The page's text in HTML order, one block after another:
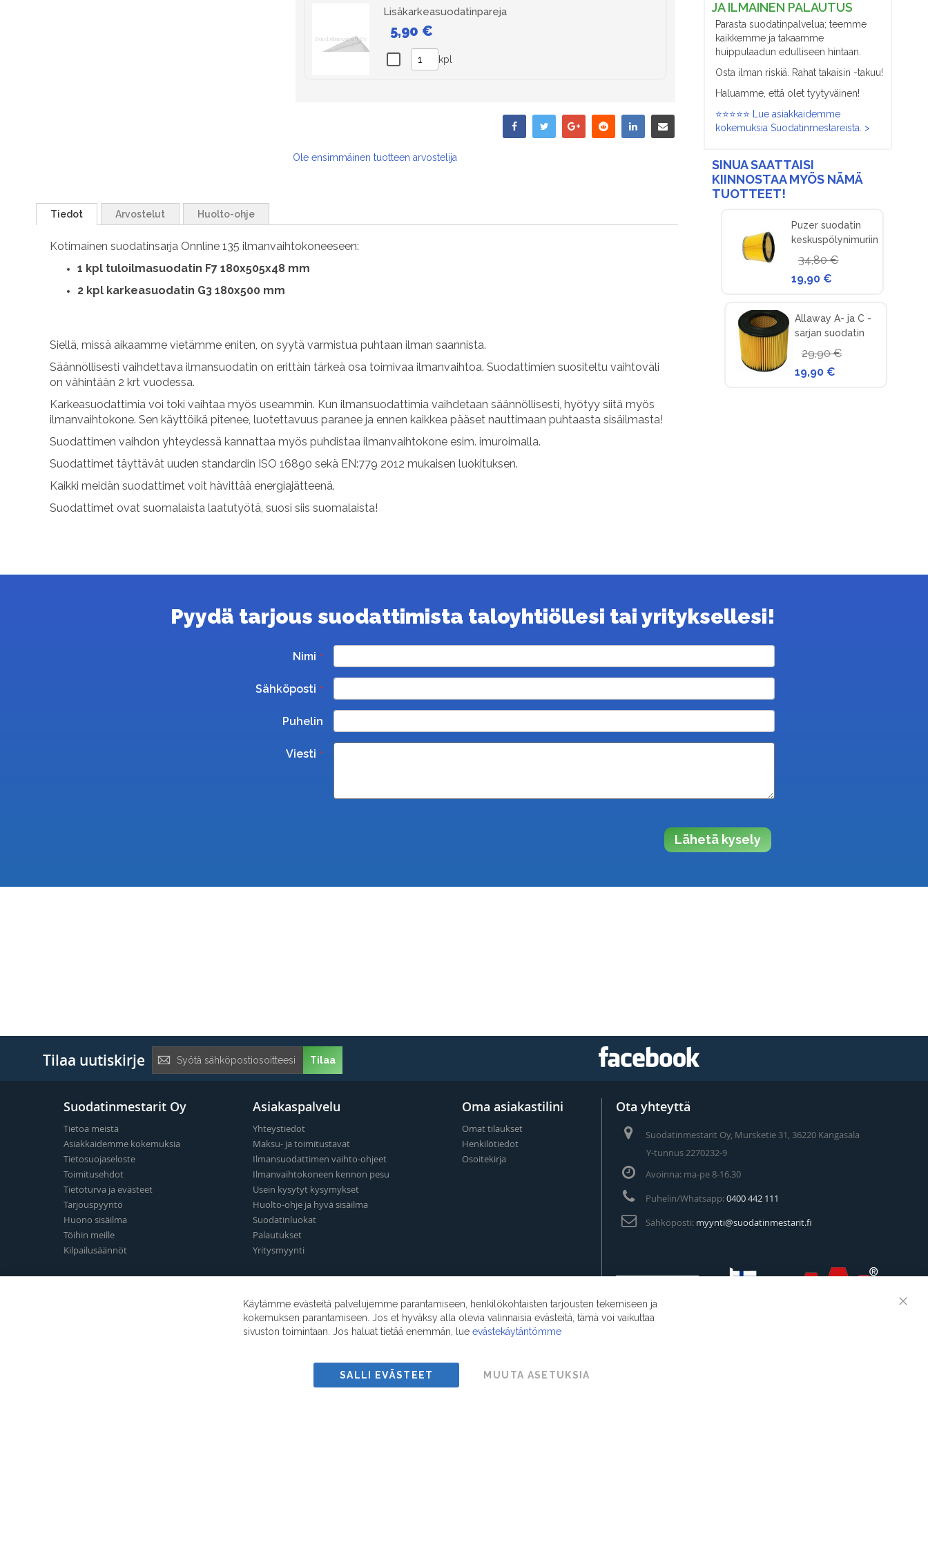
Lisäkarkeasuodatinpareja
5,90 €
kpl
Ole ensimmäinen tuotteen arvostelija
Tiedot
Kotimainen suodatinsarja Onnline 135 ilmanvaihtokoneeseen:
1 kpl tuloilmasuodatin F7 180x505x48 mm
2 kpl karkeasuodatin G3 180x500 mm
Siellä, missä aikaamme vietämme eniten, on syytä varmistua puhtaan ilman saannista.
Säännöllisesti vaihdettava ilmansuodatin on erittäin tärkeä osa toimivaa ilmanvaihtoa. Suodattimien suositeltu vaihtoväli
on vähintään 2 krt vuodessa.
Karkeasuodattimia voi toki vaihtaa myös useammin. Kun ilmansuodattimia vaihdetaan säännöllisesti, hyötyy siitä myös
ilmanvaihtokone. Sen käyttöikä pitenee, luotettavuus paranee ja ennen kaikkea pääset nauttimaan puhtaasta sisäilmasta!
Suodattimen vaihdon yhteydessä kannattaa myös puhdistaa ilmanvaihtokone esim. imuroimalla.
Suodattimet täyttävät uuden standardin ISO 16890 sekä EN:779 2012 mukaisen luokituksen.
Kaikki meidän suodattimet voit hävittää energiajätteenä.
Suodattimet ovat suomalaista laatutyötä, suosi siis suomalaista!
Arvostelut Huolto-ohje
JA ILMAINEN PALAUTUS
Parasta suodatinpalvelua; teemme
kaikkemme ja takaamme
huippulaadun edulliseen hintaan.
Osta ilman riskiä. Rahat takaisin -takuu!
Haluamme, että olet tyytyväinen!
⭐⭐⭐⭐⭐ Lue asiakkaidemme
kokemuksia Suodatinmestareista. >
SINUA SAATTAISI
KIINNOSTAA MYÖS NÄMÄ
TUOTTEET!
Puzer suodatin
keskuspölynimuriin
19,90 €
34,80 €
Allaway A- ja C -
sarjan suodatin
keskuspölynimuriin
19,90 €
29,90 €
Pyydä tarjous suodattimista taloyhtiöllesi tai yrityksellesi!
Nimi
Sähköposti
Puhelin
Viesti
Lähetä kysely
Tilaa uutiskirje
uutiskirje:
Tilaa
Suodatinmestarit Oy
Tietoa meistä
Asiakkaidemme kokemuksia
Tietosuojaseloste
Toimitusehdot
Tietoturva ja evästeet
Tarjouspyyntö
Huono sisäilma
Töihin meille
Kilpailusäännöt
Asiakaspalvelu
Yhteystiedot
Maksu- ja toimitustavat
Ilmansuodattimen vaihto-ohjeet
Ilmanvaihtokoneen kennon pesu
Usein kysytyt kysymykset
Huolto-ohje ja hyvä sisäilma
Suodatinluokat
Palautukset
Yritysmyynti
Oma asiakastilini
Omat tilaukset
Henkilötiedot
Osoitekirja
Ota yhteyttä
Suodatinmestarit Oy, Mursketie 31, 36220 Kangasala
Y-tunnus 2270232-9
Avoinna: ma-pe 8-16.30
Puhelin/Whatsapp:0400 442 111
Sähköposti: myynti@suodatinmestarit.fi
Käytämme evästeitä palvelujemme parantamiseen, henkilökohtaisten tarjousten tekemiseen ja
kokemuksen parantamiseen. Jos et hyväksy alla olevia valinnaisia evästeitä, tämä voi vaikuttaa
sivuston toimintaan. Jos haluat tietää enemmän, lue evästekäytäntömme
SALLI EVÄSTEET MUUTA ASETUKSIA